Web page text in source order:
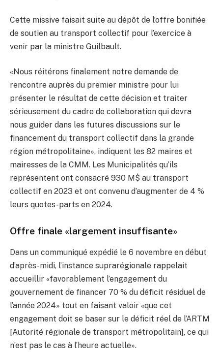
Cette missive faisait suite au dépôt de l’offre bonifiée
de soutien au transport collectif pour l’exercice à
venir par la ministre Guilbault.
«Nous réitérons finalement notre demande de
rencontre auprès du premier ministre pour lui
présenter le résultat de cette décision et traiter
sérieusement du cadre de collaboration qui devra
nous guider dans les futures discussions sur le
financement du transport collectif dans la grande
région métropolitaine», indiquent les 82 maires et
mairesses de la CMM. Les Municipalités qu’ils
représentent ont consacré 930 M$ au transport
collectif en 2023 et ont convenu d’augmenter de 4 %
leurs quotes-parts en 2024.
Offre finale «largement insuffisante»
Dans un communiqué expédié le 6 novembre en début
d’après-midi, l’instance suprarégionale rappelait
accueillir «favorablement l’engagement du
gouvernement de financer 70 % du déficit résiduel de
l’année 2024» tout en faisant valoir «que cet
engagement doit se baser sur le déficit réel de l’ARTM
[Autorité régionale de transport métropolitain], ce qui
n’est pas le cas à l’heure actuelle».